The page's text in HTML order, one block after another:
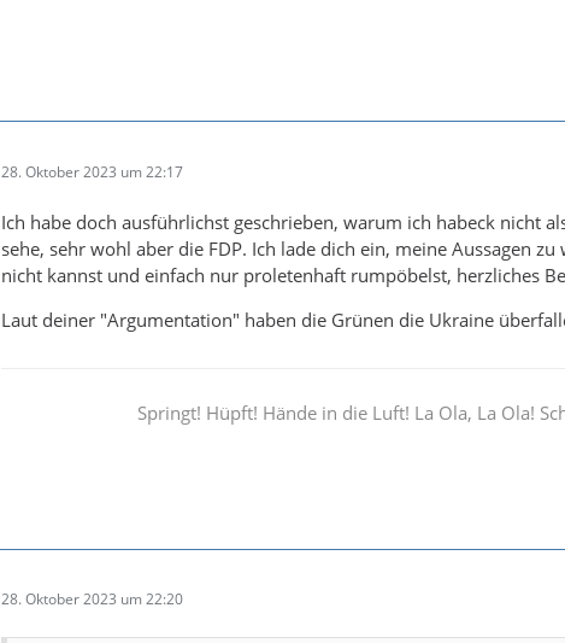
28. Oktober 2023 um 22:17
Ich habe doch ausführlichst geschrieben, warum ich habeck nicht
sehe, sehr wohl aber die FDP. Ich lade dich ein, meine Aussagen
nicht kannst und einfach nur proletenhaft rumpöbelst, herzliches
Laut deiner "Argumentation" haben die Grünen die Ukraine
Springt! Hüpft! Hände in die Luft! La Ola, La Ola!
28. Oktober 2023 um 22:20